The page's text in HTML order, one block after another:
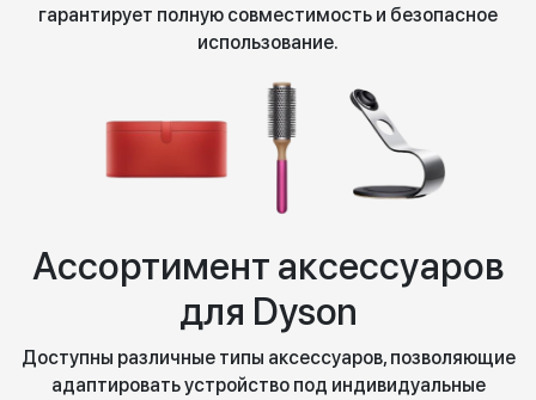
гарантирует полную совместимость и безопасное
использование.
Ассортимент аксессуаров
для Dyson
Доступны различные типы аксессуаров, позволяющие
адаптировать устройство под индивидуальные